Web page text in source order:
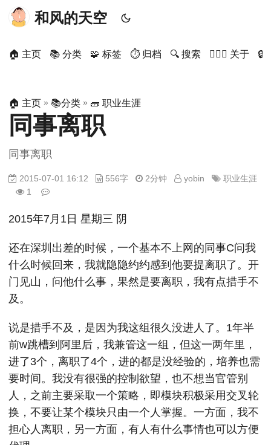
和风的天空
🏠 主页 📚 分类 🧩 标签 ⏱ 归档 🔍 搜索 🙋🏻‍♂️ 关于 🔒
🏠 主页 » 📚分类 » 🧱 职业生涯
同事离职
同事离职
2015-07-01 16:12 556字 2分钟 yobin
职业生涯
1
2015年7月1日 星期三 阴
还在深圳出差的时候，一个基本不上网的同事C问我
什么时候回来，我就隐隐约约感到他要提离职了。开
门见山，问他什么事，果然是要离职，我有点措手不
及。
说是措手不及，是因为我这组很久没进人了。1年半
前w跳槽到阿里后，我兼管这一组，但这一两年里，
进了3个，离职了4个，进的都是没经验的，培养也需
要时间。我没有很强的控制欲望，也不想当官管别
人，之前主要采取一个策略，即模块积极采用交叉轮
换，不要让某个模块只由一个人掌握。一方面，我不
担心人离职，另一方面，有人有什么事情也可以方便